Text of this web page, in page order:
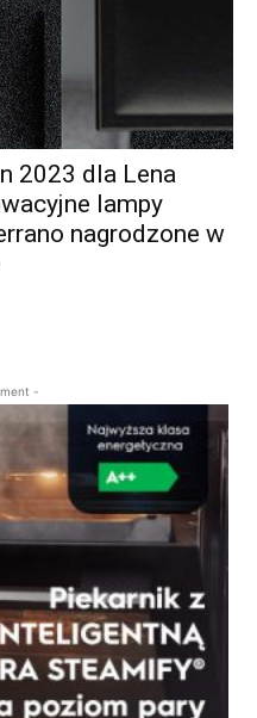
2023 dla Lena
lampy
nagrodzone w
-